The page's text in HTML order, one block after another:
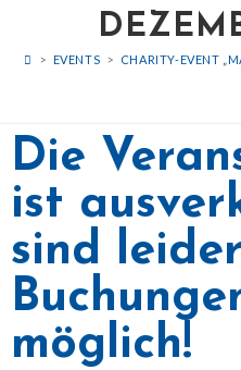
> EVENTS > CHARITY-EVENT
Die
ist
sind
möglich!